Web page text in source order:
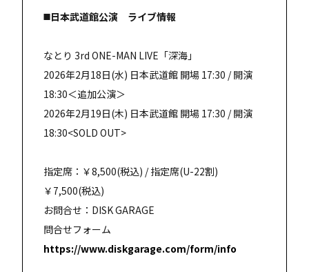
◼️日本武道館公演 ライブ情報
なとり 3rd ONE-MAN LIVE「深海」
2026年2月18日(水) 日本武道館 開場 17:30 / 開演
18:30＜追加公演＞
2026年2月19日(木) 日本武道館 開場 17:30 / 開演
18:30<SOLD OUT>
指定席：￥8,500(税込) / 指定席(U-22割)
￥7,500(税込)
お問合せ：DISK GARAGE
問合せフォーム
https://www.diskgarage.com/form/info